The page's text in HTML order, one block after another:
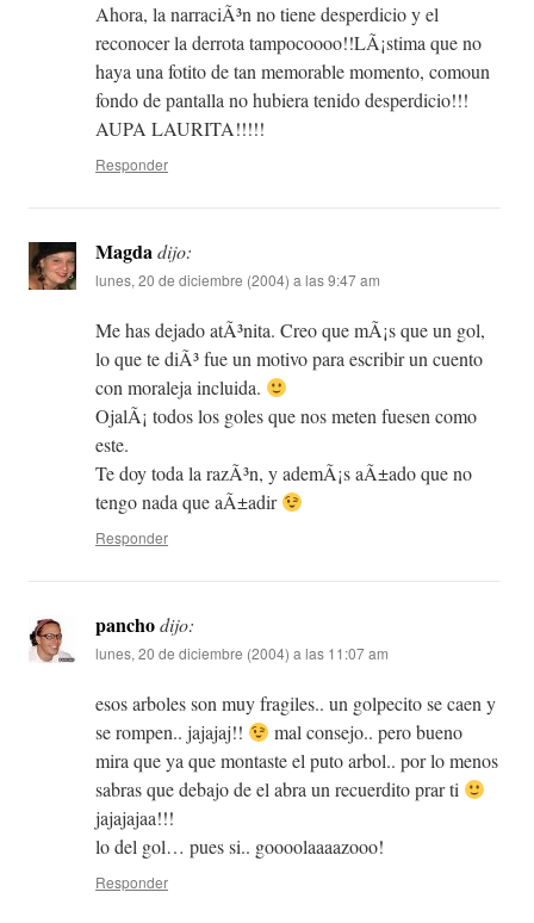
Ahora, la narraciÃ³n no tiene desperdicio y el
reconocer la derrota tampocoooo!!LÃ¡stima que no
haya una fotito de tan memorable momento, comoun
fondo de pantalla no hubiera tenido desperdicio!!!
AUPA LAURITA!!!!!
Responder
Magdadijo:
lunes, 20 de diciembre (2004) a las 9:47 am
Me has dejado atÃ³nita. Creo que mÃ¡s que un gol,
lo que te diÃ³ fue un motivo para escribir un cuento
con moraleja incluida.
OjalÃ¡ todos los goles que nos meten fuesen como
este.
Te doy toda la razÃ³n, y ademÃ¡s aÃ±ado que no
tengo nada que aÃ±adir
Responder
panchodijo:
lunes, 20 de diciembre (2004) a las 11:07 am
esos arboles son muy fragiles.. un golpecito se caen y
se rompen.. jajajaj!!
mal consejo.. pero bueno
mira que ya que montaste el puto arbol.. por lo menos
sabras que debajo de el abra un recuerdito prar ti
jajajajaa!!!
lo del gol… pues si.. goooolaaaazooo!
Responder